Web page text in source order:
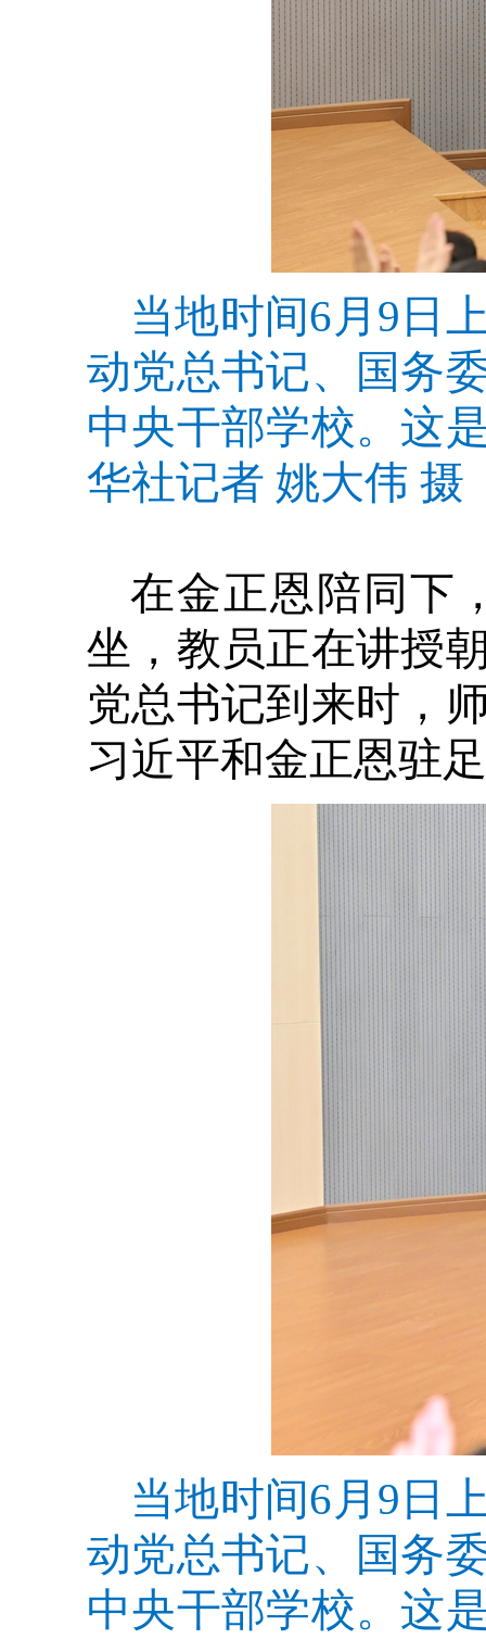
当地时间6月9日
动党总书记、国务
中央干部学校。这
华社记者 姚大伟 摄
在金正恩陪同下
坐，教员正在讲授
党总书记到来时，
习近平和金正恩驻
当地时间6月9日
动党总书记、国务
中央干部学校。这